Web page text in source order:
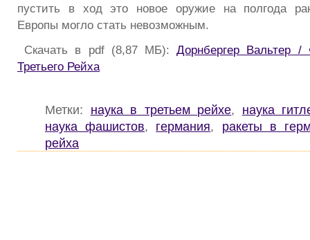
пустить в ход это новое оружие на полгода
Европы могло стать невозможным.
Скачать в pdf (8,87 МБ):Дорнбергер Вальтер
Третьего Рейха
Метки: наука в третьем рейхе, наука
наука фашистов, германия, ракеты в
рейха